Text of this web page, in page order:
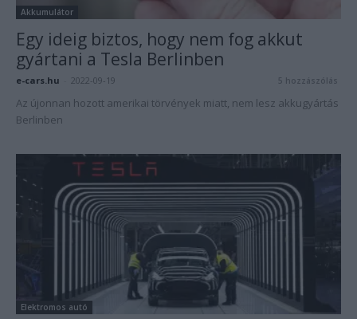
Akkumulátor
Egy ideig biztos, hogy nem fog akkut
gyártani a Tesla Berlinben
e-cars.hu 2022-09-19 5 hozzászólás
Az újonnan hozott amerikai törvények miatt, nem lesz akkugyártás
Berlinben
Elektromos autó